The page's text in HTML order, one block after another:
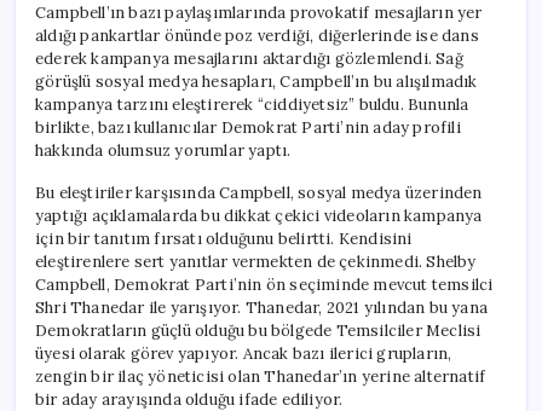
Campbell’ın bazı paylaşımlarında provokatif mesajların yer
aldığı pankartlar önünde poz verdiği, diğerlerinde ise dans
ederek kampanya mesajlarını aktardığı gözlemlendi. Sağ
görüşlü sosyal medya hesapları, Campbell’ın bu alışılmadık
kampanya tarzını eleştirerek “ciddiyetsiz” buldu. Bununla
birlikte, bazı kullanıcılar Demokrat Parti’nin aday profili
hakkında olumsuz yorumlar yaptı.
Bu eleştiriler karşısında Campbell, sosyal medya üzerinden
yaptığı açıklamalarda bu dikkat çekici videoların kampanya
için bir tanıtım fırsatı olduğunu belirtti. Kendisini
eleştirenlere sert yanıtlar vermekten de çekinmedi. Shelby
Campbell, Demokrat Parti’nin ön seçiminde mevcut temsilci
Shri Thanedar ile yarışıyor. Thanedar, 2021 yılından bu yana
Demokratların güçlü olduğu bu bölgede Temsilciler Meclisi
üyesi olarak görev yapıyor. Ancak bazı ilerici grupların,
zengin bir ilaç yöneticisi olan Thanedar’ın yerine alternatif
bir aday arayışında olduğu ifade ediliyor.